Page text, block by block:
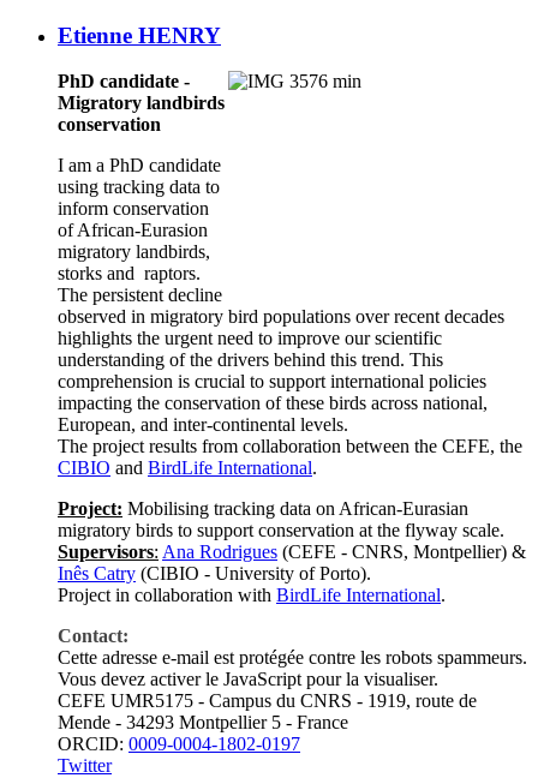
Etienne HENRY
PhD candidate -
Migratory landbirds
conservation
I am a PhD candidate
using tracking data to
inform conservation
of African-Eurasion
migratory landbirds,
storks and raptors.
The persistent decline
observed in migratory bird populations over recent decades
highlights the urgent need to improve our scientific
understanding of the drivers behind this trend. This
comprehension is crucial to support international policies
impacting the conservation of these birds across national,
European, and inter-continental levels.
The project results from collaboration between the CEFE, the
CIBIO and BirdLife International.
Project: Mobilising tracking data on African-Eurasian
migratory birds to support conservation at the flyway scale.
Supervisors: Ana Rodrigues (CEFE - CNRS, Montpellier) &
Inês Catry (CIBIO - University of Porto).
Project in collaboration with BirdLife International.
Contact:
Cette adresse e-mail est protégée contre les robots spammeurs.
Vous devez activer le JavaScript pour la visualiser.
CEFE UMR5175 - Campus du CNRS - 1919, route de
Mende - 34293 Montpellier 5 - France
ORCID: 0009-0004-1802-0197
Twitter